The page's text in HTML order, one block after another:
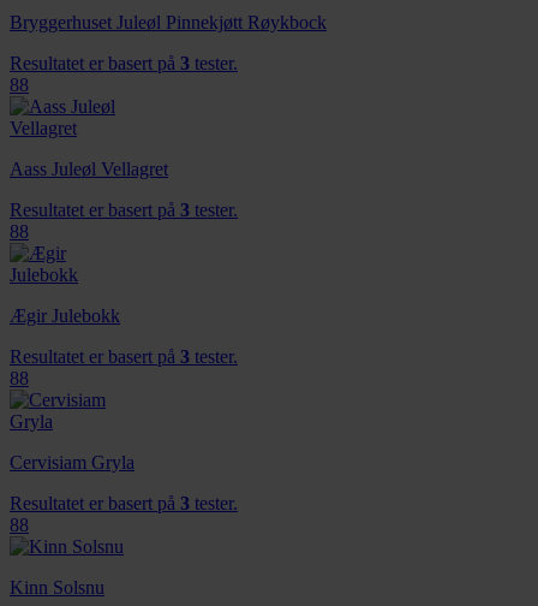
Bryggerhuset Juleøl Pinnekjøtt Røykbock
Resultatet er basert på 3 tester.
88
Aass Juleøl Vellagret
Resultatet er basert på 3 tester.
88
Ægir Julebokk
Resultatet er basert på 3 tester.
88
Cervisiam Gryla
Resultatet er basert på 3 tester.
88
Kinn Solsnu